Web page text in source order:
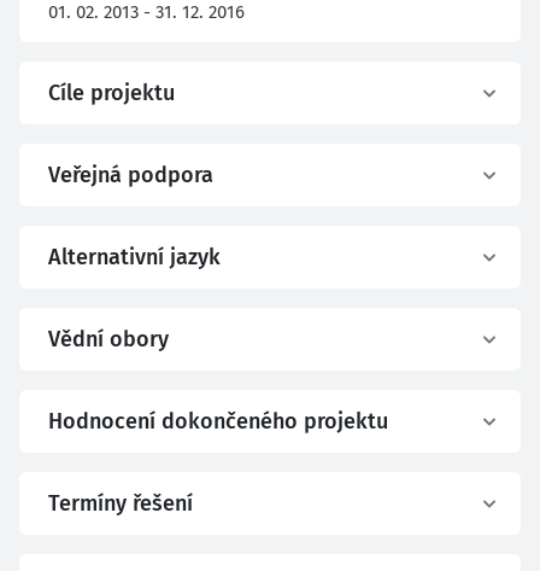
01. 02. 2013 - 31. 12. 2016
Cíle projektu
Veřejná podpora
Alternativní jazyk
Vědní obory
Hodnocení dokončeného projektu
Termíny řešení